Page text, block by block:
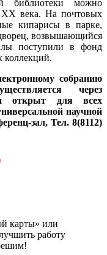
библиотеки можно
XX века. На почтовых
кипарисы в парке,
возвышающийся
поступили в фонд
коллекций.
собранию
через
открыт для всех
научной
зал, Тел. 8(8112)
карты» или
работу